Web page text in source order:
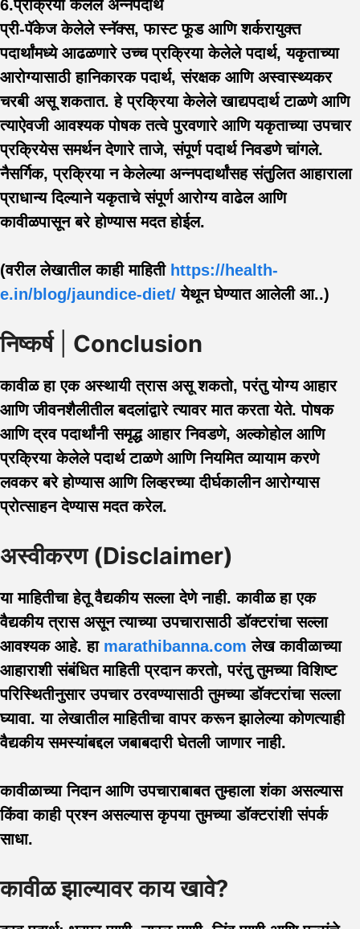
6.प्रक्रिया केलेले अन्नपदार्थ
प्री-पॅकेज केलेले स्नॅक्स, फास्ट फूड आणि शर्करायुक्त
पदार्थांमध्ये आढळणारे उच्च प्रक्रिया केलेले पदार्थ, यकृताच्या
आरोग्यासाठी हानिकारक पदार्थ, संरक्षक आणि अस्वास्थ्यकर
चरबी असू शकतात. हे प्रक्रिया केलेले खाद्यपदार्थ टाळणे आणि
त्याऐवजी आवश्यक पोषक तत्वे पुरवणारे आणि यकृताच्या उपचार
प्रक्रियेस समर्थन देणारे ताजे, संपूर्ण पदार्थ निवडणे चांगले.
नैसर्गिक, प्रक्रिया न केलेल्या अन्नपदार्थांसह संतुलित आहाराला
प्राधान्य दिल्याने यकृताचे संपूर्ण आरोग्य वाढेल आणि
कावीळपासून बरे होण्यास मदत होईल.
(वरील लेखातील काही माहिती https://health-
e.in/blog/jaundice-diet/ येथून घेण्यात आलेली आ..)
निष्कर्ष| Conclusion
कावीळ हा एक अस्थायी त्रास असू शकतो, परंतु योग्य आहार
आणि जीवनशैलीतील बदलांद्वारे त्यावर मात करता येते. पोषक
आणि द्रव पदार्थांनी समृद्ध आहार निवडणे, अल्कोहोल आणि
प्रक्रिया केलेले पदार्थ टाळणे आणि नियमित व्यायाम करणे
लवकर बरे होण्यास आणि लिव्हरच्या दीर्घकालीन आरोग्यास
प्रोत्साहन देण्यास मदत करेल.
अस्वीकरण (Disclaimer)
या माहितीचा हेतू वैद्यकीय सल्ला देणे नाही. कावीळ हा एक
वैद्यकीय त्रास असून त्याच्या उपचारासाठी डॉक्टरांचा सल्ला
आवश्यक आहे. हा marathibanna.comलेख कावीळाच्या
आहाराशी संबंधित माहिती प्रदान करतो, परंतु तुमच्या विशिष्ट
परिस्थितीनुसार उपचार ठरवण्यासाठी तुमच्या डॉक्टरांचा सल्ला
घ्यावा. या लेखातील माहितीचा वापर करून झालेल्या कोणत्याही
वैद्यकीय समस्यांबद्दल जबाबदारी घेतली जाणार नाही.
कावीळाच्या निदान आणि उपचाराबाबत तुम्हाला शंका असल्यास
किंवा काही प्रश्न असल्यास कृपया तुमच्या डॉक्टरांशी संपर्क
साधा.
कावीळ झाल्यावर काय खावे?